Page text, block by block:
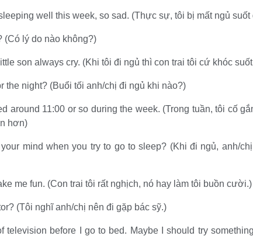
well this week, so sad. (Thực sự, tôi bị mất ngủ
(Có lý do nào không?)
son always cry. (Khi tôi đi ngủ thì con trai tôi cứ khóc
the night? (Buổi tối anh/chị đi ngủ khi nào?)
around 11:00 or so during the week. (Trong tuần, tôi cố
hơn)
mind when you try to go to sleep? (Khi đi ngủ, anh/
me fun. (Con trai tôi rất nghịch, nó hay làm tôi buồn cười.)
(Tôi nghĩ anh/chị nên đi gặp bác sỹ.)
television before I go to bed. Maybe I should try